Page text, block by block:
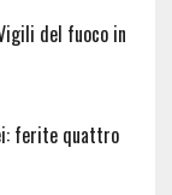
del fuoco in
ferite quattro